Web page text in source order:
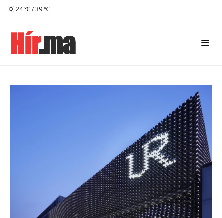
24 ℃ / 39 ℃